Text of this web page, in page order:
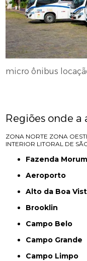
micro ônibus
Regiões onde a
ZONA NORTE ZONA
INTERIOR LITORAL DE
Fazenda
Aeroporto
Alto da Boa
Brooklin
Campo Belo
Campo Grande
Campo Limpo